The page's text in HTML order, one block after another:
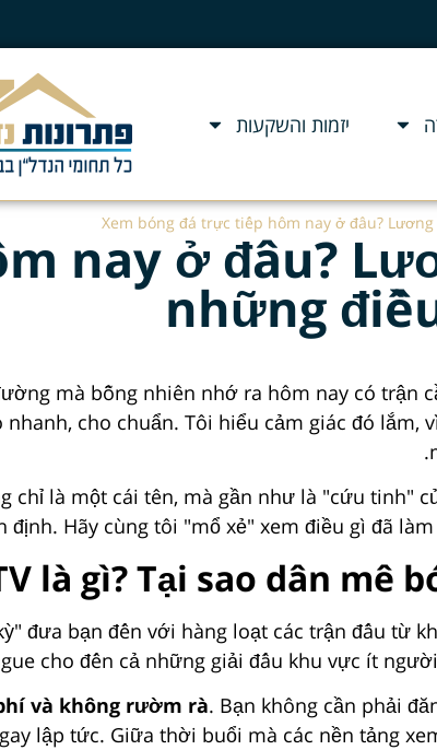
יזמות והשקעות
Xem bóng đá trực tiếp hôm nay ở đâu?
nay ở đâu?
những
mà bỗng nhiên nhớ ra hôm nay có trận
cho chuẩn. Tôi hiểu cảm giác đó lắm,
chỉ là một cái tên, mà gần như là "cứu tinh"
định. Hãy cùng tôi "mổ xẻ" xem điều gì đã
là gì? Tại sao dân mê
đưa bạn đến với hàng loạt các trận đấu từ
cho đến cả những giải đấu khu vực ít
và không rườm rà. Bạn không cần phải
lập tức. Giữa thời buổi mà các nền tảng